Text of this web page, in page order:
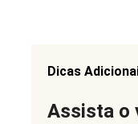
Dicas
Assista o